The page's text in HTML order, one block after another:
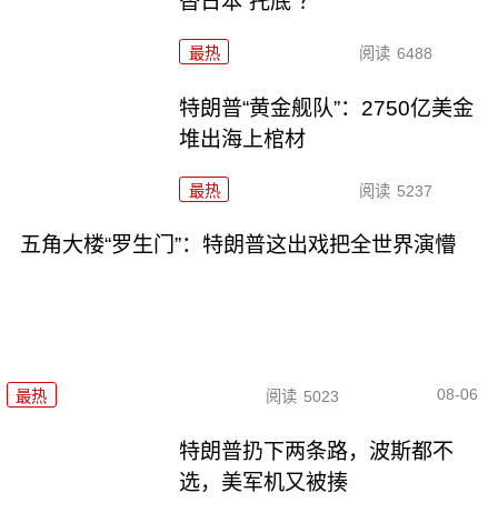
最热 阅读 6488
特朗普“黄金舰队”：2750亿美金
堆出海上棺材
最热 阅读 5237
五角大楼“罗生门”：特朗普这出戏把全世界演懵
最热 阅读 5023 08-06
特朗普扔下两条路，波斯都不
选，美军机又被揍